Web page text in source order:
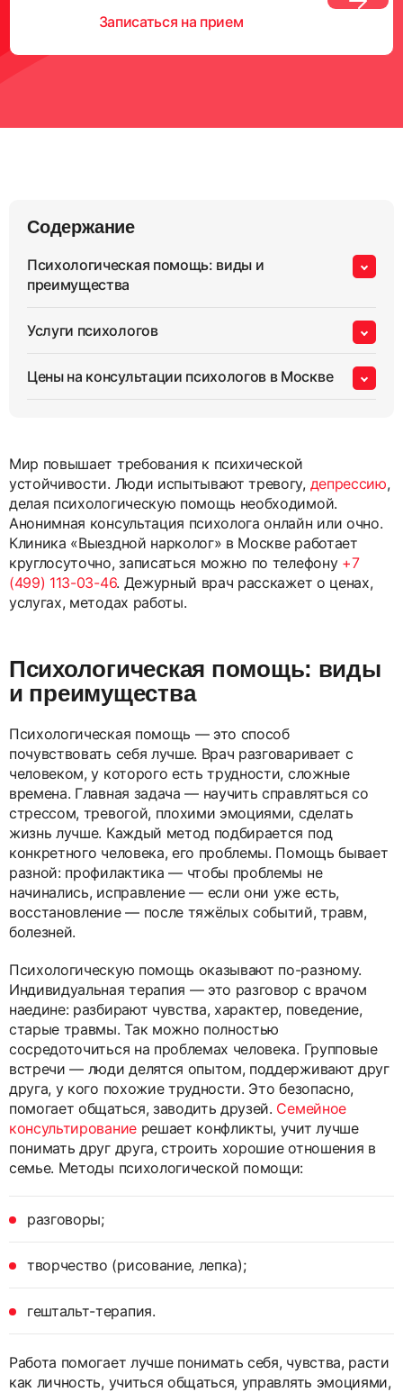
Записаться на прием
Мир повышает требования к психической
устойчивости. Люди испытывают тревогу, депрессию,
делая психологическую помощь необходимой.
Анонимная консультация психолога онлайн или очно.
Клиника «Выездной нарколог» в Москве работает
круглосуточно, записаться можно по телефону +7
(499) 113-03-46. Дежурный врач расскажет о ценах,
услугах, методах работы.
Психологическая помощь: виды
и преимущества
Психологическая помощь — это способ
почувствовать себя лучше. Врач разговаривает с
человеком, у которого есть трудности, сложные
времена. Главная задача — научить справляться со
стрессом, тревогой, плохими эмоциями, сделать
жизнь лучше. Каждый метод подбирается под
конкретного человека, его проблемы. Помощь бывает
разной: профилактика — чтобы проблемы не
начинались, исправление — если они уже есть,
восстановление — после тяжёлых событий, травм,
болезней.
Психологическую помощь оказывают по-разному.
Индивидуальная терапия — это разговор с врачом
наедине: разбирают чувства, характер, поведение,
старые травмы. Так можно полностью
сосредоточиться на проблемах человека. Групповые
встречи — люди делятся опытом, поддерживают друг
друга, у кого похожие трудности. Это безопасно,
помогает общаться, заводить друзей. Семейное
консультированиерешает конфликты, учит лучше
понимать друг друга, строить хорошие отношения в
семье. Методы психологической помощи:
разговоры;
творчество (рисование, лепка);
гештальт-терапия.
Работа помогает лучше понимать себя, чувства, расти
как личность, учиться общаться, управлять эмоциями,
Содержание
Психологическая помощь: виды и
преимущества
Услуги психологов
Цены на консультации психологов в Москве